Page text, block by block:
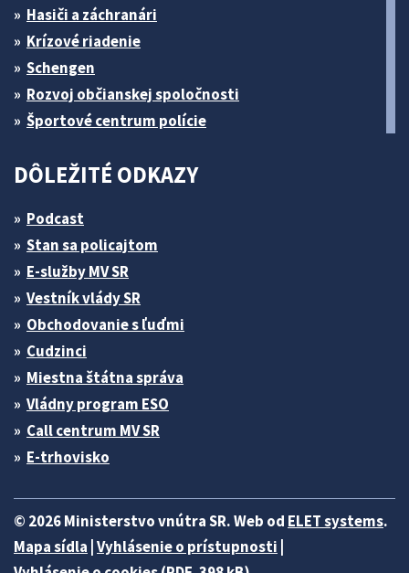
Hasiči a záchranári
Krízové riadenie
Schengen
Rozvoj občianskej spoločnosti
Športové centrum polície
DÔLEŽITÉ ODKAZY
Podcast
Stan sa policajtom
E-služby MV SR
Vestník vlády SR
Obchodovanie s ľuďmi
Cudzinci
Miestna štátna správa
Vládny program ESO
Call centrum MV SR
E-trhovisko
© 2026 Ministerstvo vnútra SR. Web od ELET systems.
Mapa sídla Vyhlásenie o prístupnosti